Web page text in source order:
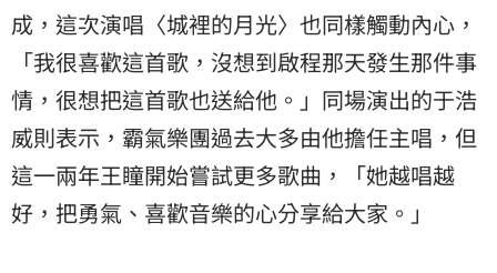
成，這次演唱〈城裡的月光〉也同樣觸動內心，
「我很喜歡這首歌，沒想到啟程那天發生那件事
情，很想把這首歌也送給他。」同場演出的于浩
威則表示，霸氣樂團過去大多由他擔任主唱，但
這一兩年王瞳開始嘗試更多歌曲，「她越唱越
好，把勇氣、喜歡音樂的心分享給大家。」